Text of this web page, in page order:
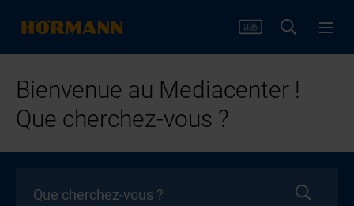
Bienvenue au Mediacenter !
Que cherchez-vous ?